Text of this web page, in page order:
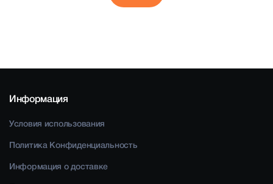
Информация
Условия использования
Политика Конфиденциальность
Информация о доставке